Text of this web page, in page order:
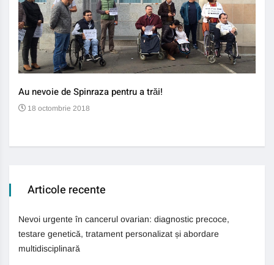
Au nevoie de Spinraza pentru a trăi!
18 octombrie 2018
Articole recente
Nevoi urgente în cancerul ovarian: diagnostic precoce,
testare genetică, tratament personalizat și abordare
multidisciplinară